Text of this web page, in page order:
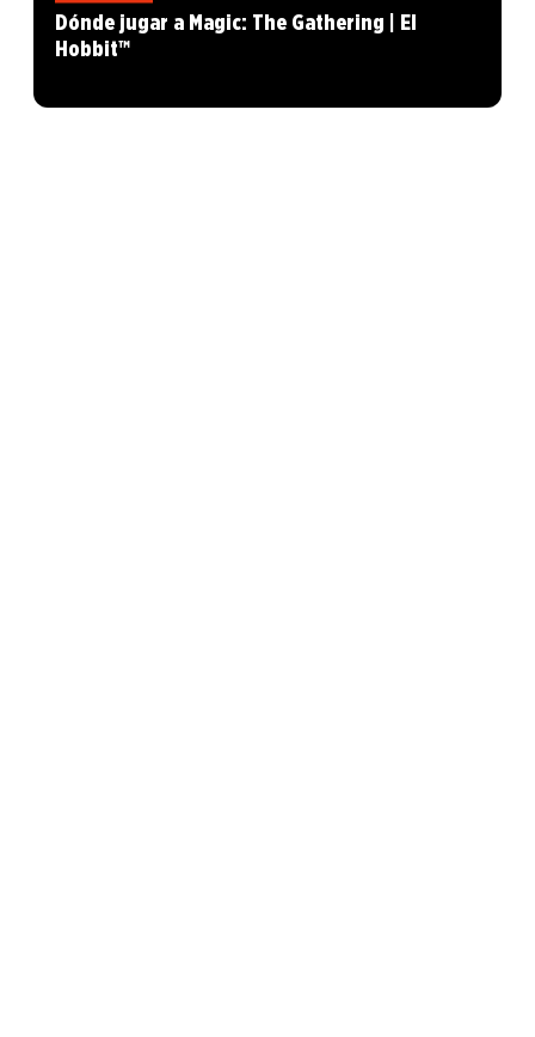
Dónde jugar a Magic: The Gathering | El
Hobbit™